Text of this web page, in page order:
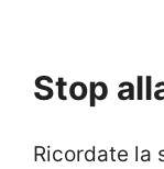
Stop
Ricordate la